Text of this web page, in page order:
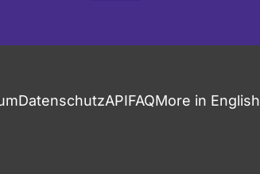
DatenschutzAPIFAQMore in English